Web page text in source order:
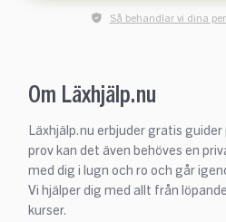
Så behandlar vi dina
Om Läxhjälp.nu
Läxhjälp.nu erbjuder gratis
prov kan det även behöves en
med dig i lugn och ro och går
Vi hjälper dig med allt från
kurser.